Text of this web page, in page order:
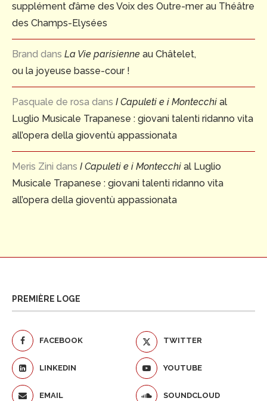
supplément d’âme des Voix des Outre-mer au Théâtre
des Champs-Elysées
Brand dans La Vie parisienne au Châtelet,
ou la joyeuse basse-cour !
Pasquale de rosa dans I Capuleti e i Montecchi al
Luglio Musicale Trapanese : giovani talenti ridanno vita
all’opera della gioventù appassionata
Meris Zini dans I Capuleti e i Montecchi al Luglio
Musicale Trapanese : giovani talenti ridanno vita
all’opera della gioventù appassionata
PREMIÈRE LOGE
FACEBOOK TWITTER
LINKEDIN YOUTUBE
EMAIL SOUNDCLOUD